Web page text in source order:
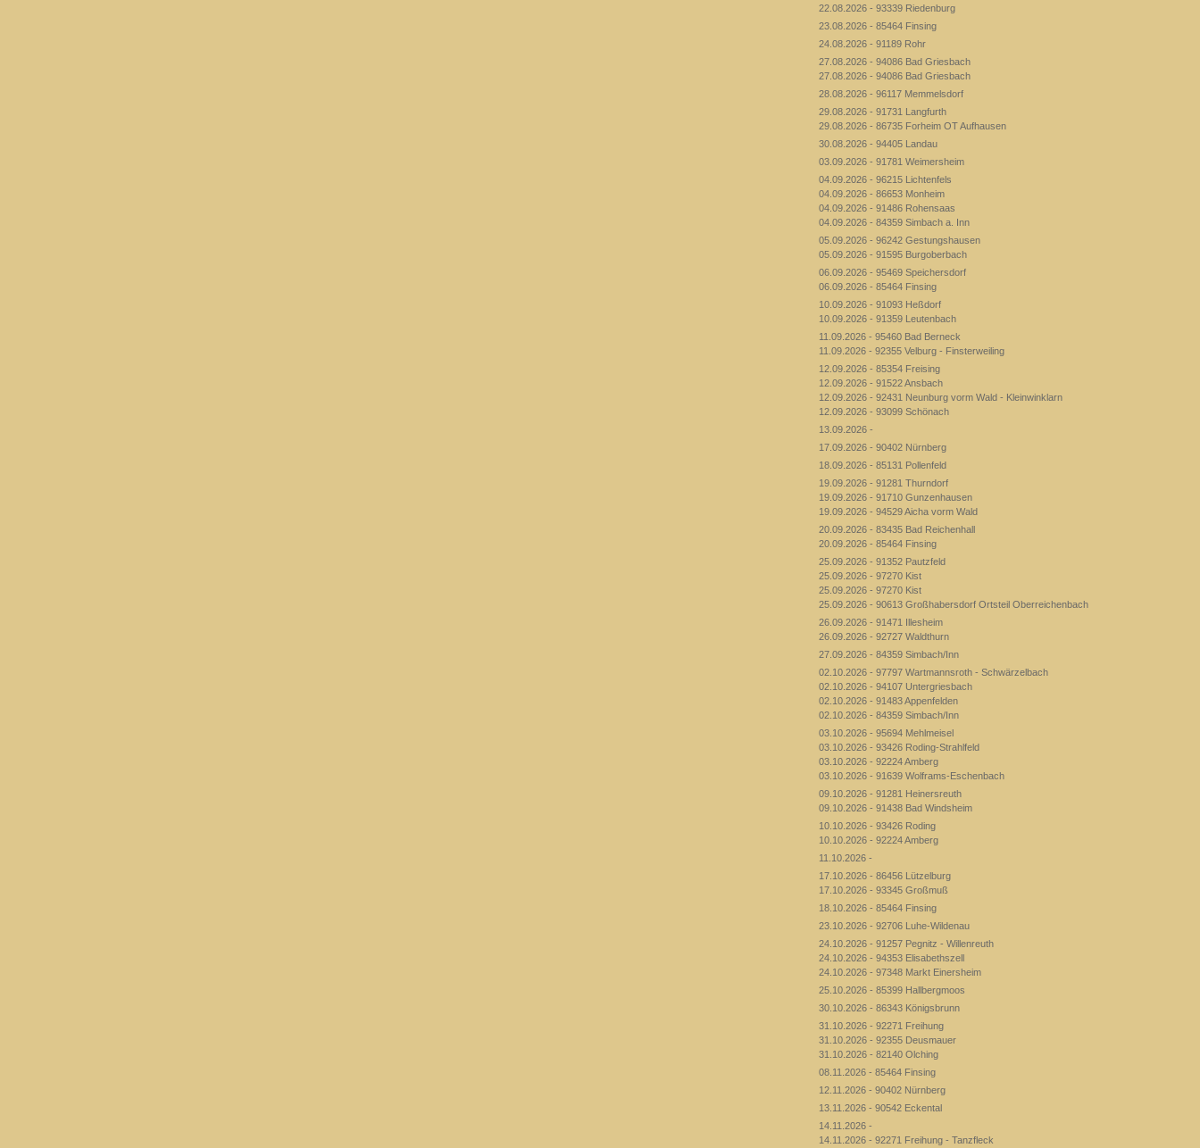
22.08.2026 - 93339 Riedenburg
23.08.2026 - 85464 Finsing
24.08.2026 - 91189 Rohr
27.08.2026 - 94086 Bad Griesbach
27.08.2026 - 94086 Bad Griesbach
28.08.2026 - 96117 Memmelsdorf
29.08.2026 - 91731 Langfurth
29.08.2026 - 86735 Forheim OT Aufhausen
30.08.2026 - 94405 Landau
03.09.2026 - 91781 Weimersheim
04.09.2026 - 96215 Lichtenfels
04.09.2026 - 86653 Monheim
04.09.2026 - 91486 Rohensaas
04.09.2026 - 84359 Simbach a. Inn
05.09.2026 - 96242 Gestungshausen
05.09.2026 - 91595 Burgoberbach
06.09.2026 - 95469 Speichersdorf
06.09.2026 - 85464 Finsing
10.09.2026 - 91093 Heßdorf
10.09.2026 - 91359 Leutenbach
11.09.2026 - 95460 Bad Berneck
11.09.2026 - 92355 Velburg - Finsterweiling
12.09.2026 - 85354 Freising
12.09.2026 - 91522 Ansbach
12.09.2026 - 92431 Neunburg vorm Wald - Kleinwinklarn
12.09.2026 - 93099 Schönach
13.09.2026 -
17.09.2026 - 90402 Nürnberg
18.09.2026 - 85131 Pollenfeld
19.09.2026 - 91281 Thurndorf
19.09.2026 - 91710 Gunzenhausen
19.09.2026 - 94529 Aicha vorm Wald
20.09.2026 - 83435 Bad Reichenhall
20.09.2026 - 85464 Finsing
25.09.2026 - 91352 Pautzfeld
25.09.2026 - 97270 Kist
25.09.2026 - 97270 Kist
25.09.2026 - 90613 Großhabersdorf Ortsteil Oberreichenbach
26.09.2026 - 91471 Illesheim
26.09.2026 - 92727 Waldthurn
27.09.2026 - 84359 Simbach/Inn
02.10.2026 - 97797 Wartmannsroth - Schwärzelbach
02.10.2026 - 94107 Untergriesbach
02.10.2026 - 91483 Appenfelden
02.10.2026 - 84359 Simbach/Inn
03.10.2026 - 95694 Mehlmeisel
03.10.2026 - 93426 Roding-Strahlfeld
03.10.2026 - 92224 Amberg
03.10.2026 - 91639 Wolframs-Eschenbach
09.10.2026 - 91281 Heinersreuth
09.10.2026 - 91438 Bad Windsheim
10.10.2026 - 93426 Roding
10.10.2026 - 92224 Amberg
11.10.2026 -
17.10.2026 - 86456 Lützelburg
17.10.2026 - 93345 Großmuß
18.10.2026 - 85464 Finsing
23.10.2026 - 92706 Luhe-Wildenau
24.10.2026 - 91257 Pegnitz - Willenreuth
24.10.2026 - 94353 Elisabethszell
24.10.2026 - 97348 Markt Einersheim
25.10.2026 - 85399 Hallbergmoos
30.10.2026 - 86343 Königsbrunn
31.10.2026 - 92271 Freihung
31.10.2026 - 92355 Deusmauer
31.10.2026 - 82140 Olching
08.11.2026 - 85464 Finsing
12.11.2026 - 90402 Nürnberg
13.11.2026 - 90542 Eckental
14.11.2026 -
14.11.2026 - 92271 Freihung - Tanzfleck